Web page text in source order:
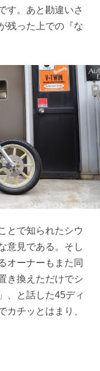
す。あと勘違いさ
残った上での『な
とで知られたシウ
意見である。そし
オーナーもまた同
き換えただけでシ
、と話した45ディ
カチッとはまり、